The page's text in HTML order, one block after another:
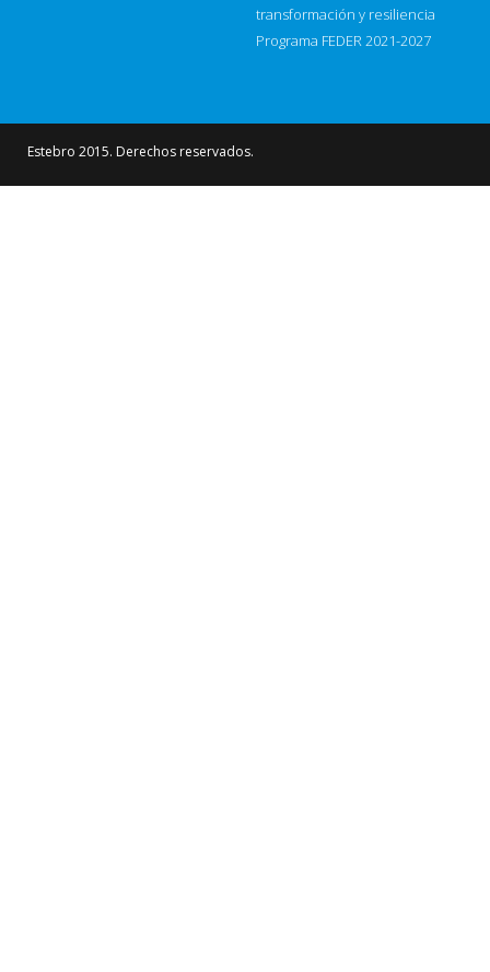
transformación y resiliencia
Programa FEDER 2021-2027
Estebro 2015. Derechos reservados.